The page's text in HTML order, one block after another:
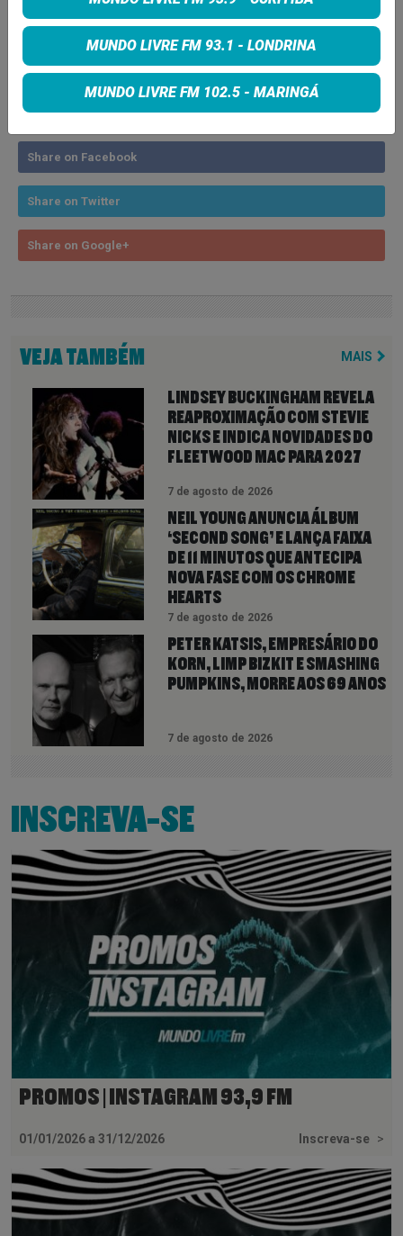
kiko loureiro
COMPARTILHE
Share on Facebook
Share on Twitter
Share on Google+
VEJA TAMBÉM MAIS
LINDSEY BUCKINGHAM REVELA
REAPROXIMAÇÃO COM STEVIE
NICKS E INDICA NOVIDADES DO
FLEETWOOD MAC PARA 2027
7 de agosto de 2026
NEIL YOUNG ANUNCIA ÁLBUM
‘SECOND SONG’ E LANÇA FAIXA
DE 11 MINUTOS QUE ANTECIPA
NOVA FASE COM OS CHROME
HEARTS
7 de agosto de 2026
PETER KATSIS, EMPRESÁRIO DO
KORN, LIMP BIZKIT E SMASHING
PUMPKINS, MORRE AOS 69 ANOS
7 de agosto de 2026
INSCREVA-SE
PROMOS | INSTAGRAM 93,9 FM
01/01/2026 a 31/12/2026 Inscreva-se >
MUNDO LIVRE FM 93.1 - LONDRINA
MUNDO LIVRE FM 102.5 - MARINGÁ